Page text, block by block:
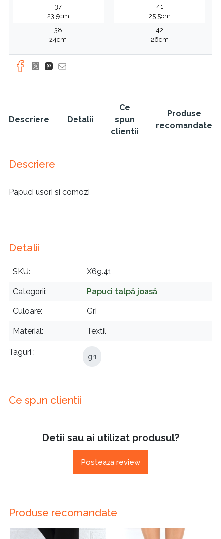
37
23.5cm
38
24cm
41
25.5cm
42
26cm
Descriere Detalii
Ce
spun
clientii
Produse
recomandate
Descriere
Papuci usori si comozi
Detalii
SKU X69.41
Categorii Papuci talpă joasă
Culoare Gri
Material Textil
Taguri gri
Ce spun clientii
Detii sau ai utilizat produsul?
Posteaza review
Produse recomandate